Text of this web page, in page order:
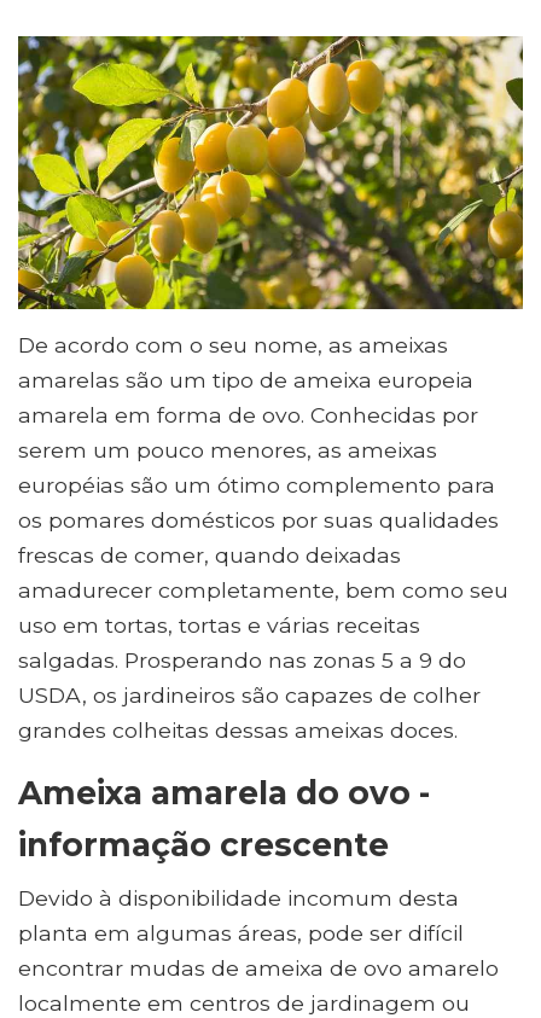
De acordo com o seu nome, as ameixas
amarelas são um tipo de ameixa europeia
amarela em forma de ovo. Conhecidas por
serem um pouco menores, as ameixas
européias são um ótimo complemento para
os pomares domésticos por suas qualidades
frescas de comer, quando deixadas
amadurecer completamente, bem como seu
uso em tortas, tortas e várias receitas
salgadas. Prosperando nas zonas 5 a 9 do
USDA, os jardineiros são capazes de colher
grandes colheitas dessas ameixas doces.
Ameixa amarela do ovo -
informação crescente
Devido à disponibilidade incomum desta
planta em algumas áreas, pode ser difícil
encontrar mudas de ameixa de ovo amarelo
localmente em centros de jardinagem ou